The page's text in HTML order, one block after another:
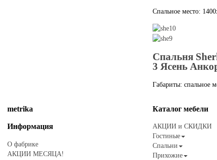
Спальное место:
Спальня
3 Ясень
Габариты: спальное
metrika
Информация
О фабрике
АКЦИИ МЕСЯЦА!
Каталог мебели
АКЦИИ и СКИДКИ
Гостиные
Спальни
Прихожие